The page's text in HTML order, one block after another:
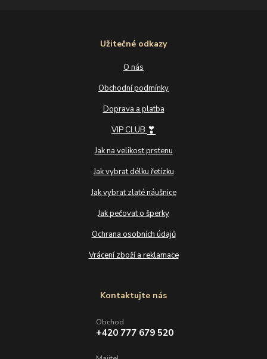
Užitečné odkazy
O nás
Obchodní podmínky
Doprava a platba
VIP CLUB ❣
Jak na velikost prstenu
Jak vybrat délku řetízku
Jak vybrat zlaté náušnice
Jak pečovat o šperky
Ochrana osobních údajů
Vrácení zboží a reklamace
Kontaktujte nás
Obchod
+420 777 679 520